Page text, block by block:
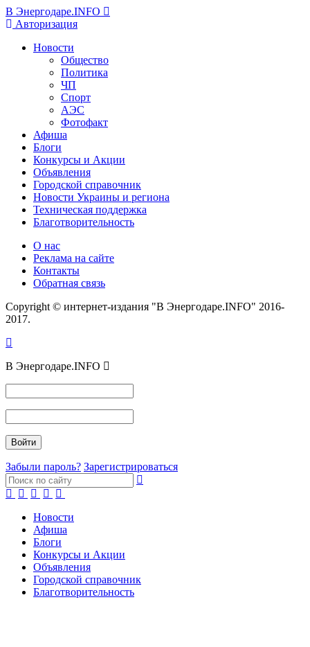
В Энергодаре.INFO
Авторизация
Новости
Общество
Политика
ЧП
Спорт
АЭС
Фотофакт
Афиша
Блоги
Конкурсы и Акции
Объявления
Городской справочник
Новости Украины и региона
Техническая поддержка
Благотворительность
О нас
Реклама на сайте
Контакты
Обратная связь
Copyright © интернет-издания "В Энергодаре.INFO" 2016-
2017.
В Энергодаре.INFO
Забыли пароль? Зарегистрироваться
Новости
Афиша
Блоги
Конкурсы и Акции
Объявления
Городской справочник
Благотворительность